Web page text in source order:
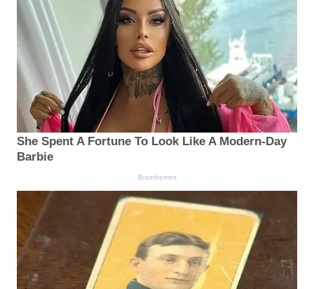
She Spent A Fortune To Look Like A Modern-Day
Barbie
Brainberries